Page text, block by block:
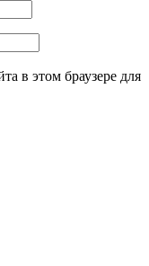
в этом браузере для